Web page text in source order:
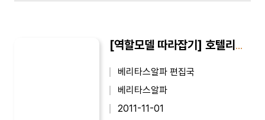
[역할모델 따라잡기] 호텔리어(신상균)
베리타스알파 편집국
베리타스알파
2011-11-01